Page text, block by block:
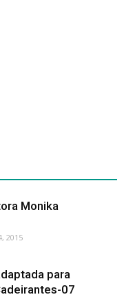
Monika
2015
para
07